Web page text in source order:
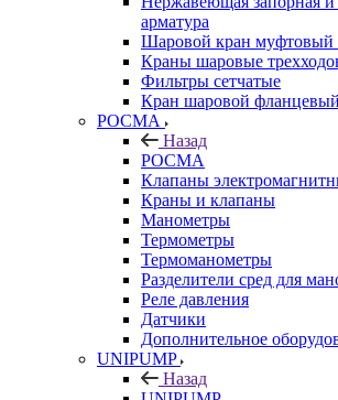
арматура
Шаровой кран
Краны шаровые
Фильтры сетчатые
Кран шаровой фланцевый
РОСМА
Назад
РОСМА
Клапаны
Краны и клапаны
Манометры
Термометры
Термоманометры
Разделители сред для
Реле давления
Датчики
Дополнительное
UNIPUMP
Назад